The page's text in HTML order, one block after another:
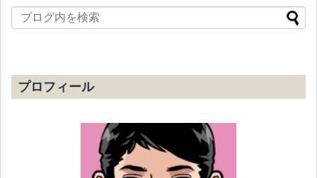
プロフィール